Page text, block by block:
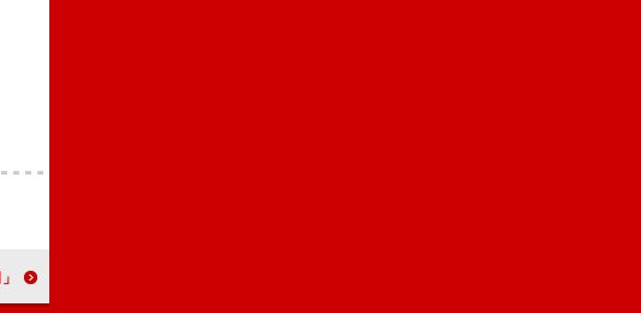
「推し上司」“瞳”鈴木愛理の初めての膝枕シーンに「キュンキュン」 「寝てしまう“修一”片寄涼太がかわいい」「推しの膝枕は尊い」